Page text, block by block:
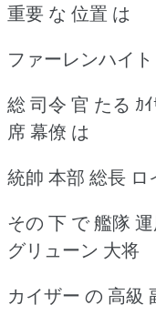
重要 な 位置 は
ファーレンハイ
総 司令 官 たる ｶ
席 幕僚 は
統帥 本部 総長
その 下 で 艦隊
グリューン 大将
カイザー の 高級